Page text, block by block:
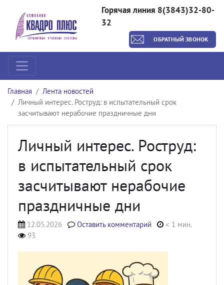
Горячая линия 8(3843)32-80-
32
ОБРАТНЫЙ ЗВОНОК
Главная
Лента новостей
Личный интерес. Роструд: в испытательный срок
засчитывают нерабочие праздничные дни
Личный интерес. Роструд:
в испытательный срок
засчитывают нерабочие
праздничные дни
12.05.2026 Оставить комментарий
< 1 мин.
93